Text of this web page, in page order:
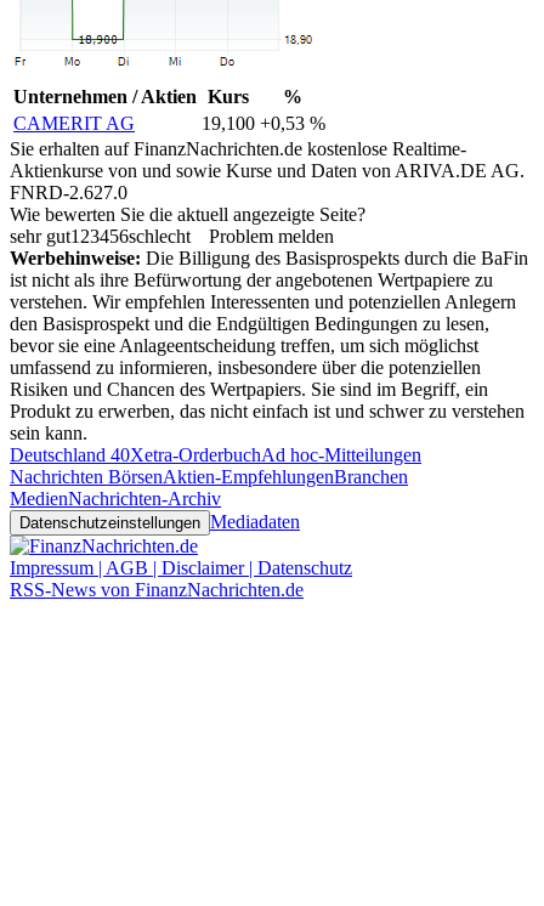
Unternehmen / Aktien Kurs
%
CAMERIT AG
19,100 +0,53 %
Sie erhalten auf FinanzNachrichten.de kostenlose Realtime-
Aktienkurse von und sowie Kurse und Daten von ARIVA.DE AG.
FNRD-2.627.0
Wie bewerten Sie die aktuell angezeigte Seite?
sehr gut1 23456schlecht
Problem melden
Werbehinweise: Die Billigung des Basisprospekts durch die BaFin
ist nicht als ihre Befürwortung der angebotenen Wertpapiere zu
verstehen. Wir empfehlen Interessenten und potenziellen Anlegern
den Basisprospekt und die Endgültigen Bedingungen zu lesen,
bevor sie eine Anlageentscheidung treffen, um sich möglichst
umfassend zu informieren, insbesondere über die potenziellen
Risiken und Chancen des Wertpapiers. Sie sind im Begriff, ein
Produkt zu erwerben, das nicht einfach ist und schwer zu verstehen
sein kann.
Deutschland 40Xetra-OrderbuchAd hoc-Mitteilungen
Nachrichten BörsenAktien-EmpfehlungenBranchen
MedienNachrichten-Archiv
Datenschutzeinstellungen Mediadaten
Impressum | AGB | Disclaimer | Datenschutz
RSS-News von FinanzNachrichten.de